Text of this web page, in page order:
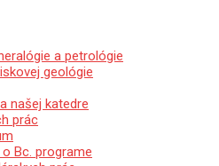
a petrológie
geológie
našej katedre
prác
Bc. programe